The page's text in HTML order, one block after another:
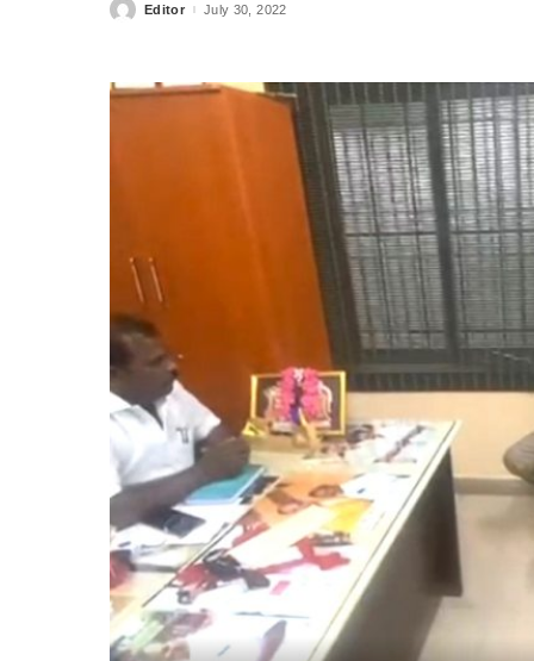
PostedEditor July 30, 2022